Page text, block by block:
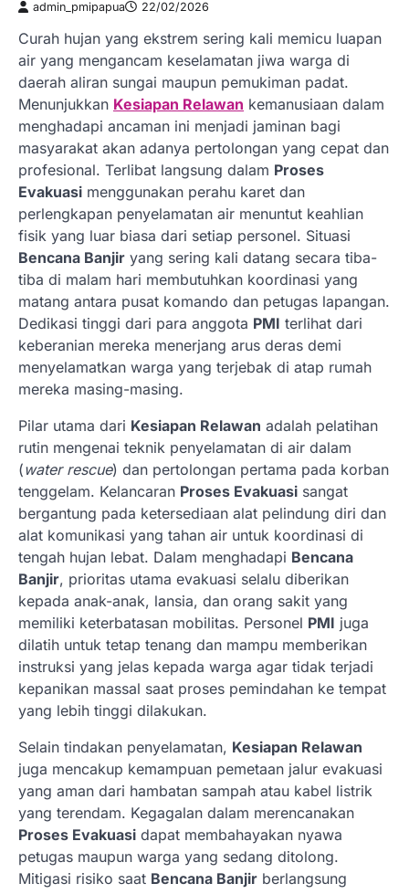
admin_pmipapua 22/02/2026
Curah hujan yang ekstrem sering kali memicu luapan
air yang mengancam keselamatan jiwa warga di
daerah aliran sungai maupun pemukiman padat.
Menunjukkan Kesiapan Relawan kemanusiaan dalam
menghadapi ancaman ini menjadi jaminan bagi
masyarakat akan adanya pertolongan yang cepat dan
profesional. Terlibat langsung dalam Proses
Evakuasi menggunakan perahu karet dan
perlengkapan penyelamatan air menuntut keahlian
fisik yang luar biasa dari setiap personel. Situasi
Bencana Banjir yang sering kali datang secara tiba-
tiba di malam hari membutuhkan koordinasi yang
matang antara pusat komando dan petugas lapangan.
Dedikasi tinggi dari para anggota PMI terlihat dari
keberanian mereka menerjang arus deras demi
menyelamatkan warga yang terjebak di atap rumah
mereka masing-masing.
Pilar utama dari Kesiapan Relawan adalah pelatihan
rutin mengenai teknik penyelamatan di air dalam
(water rescue) dan pertolongan pertama pada korban
tenggelam. Kelancaran Proses Evakuasi sangat
bergantung pada ketersediaan alat pelindung diri dan
alat komunikasi yang tahan air untuk koordinasi di
tengah hujan lebat. Dalam menghadapi Bencana
Banjir, prioritas utama evakuasi selalu diberikan
kepada anak-anak, lansia, dan orang sakit yang
memiliki keterbatasan mobilitas. Personel PMI juga
dilatih untuk tetap tenang dan mampu memberikan
instruksi yang jelas kepada warga agar tidak terjadi
kepanikan massal saat proses pemindahan ke tempat
yang lebih tinggi dilakukan.
Selain tindakan penyelamatan, Kesiapan Relawan
juga mencakup kemampuan pemetaan jalur evakuasi
yang aman dari hambatan sampah atau kabel listrik
yang terendam. Kegagalan dalam merencanakan
Proses Evakuasi dapat membahayakan nyawa
petugas maupun warga yang sedang ditolong.
Mitigasi risiko saat Bencana Banjir berlangsung